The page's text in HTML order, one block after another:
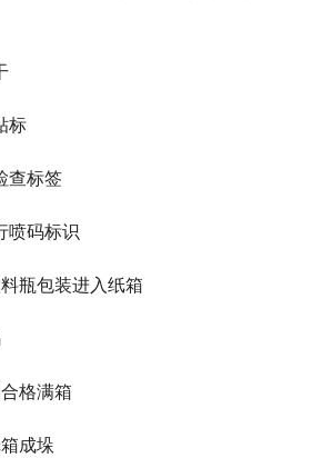
标
查标签
喷码标识
瓶包装进入纸箱
格满箱
成垛